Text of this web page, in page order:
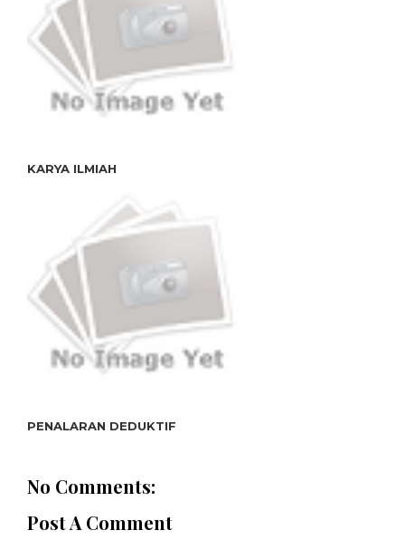
KARYA ILMIAH
PENALARAN DEDUKTIF
No Comments:
Post A Comment